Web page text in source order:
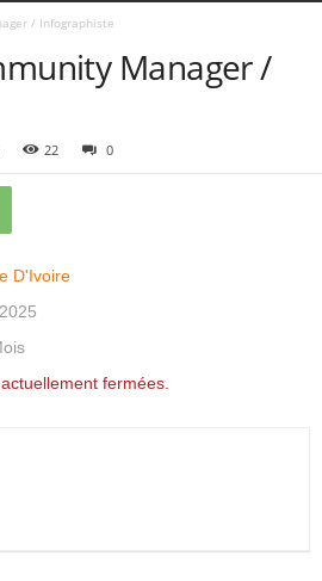
/ Infographiste
Manager /
22 0
D'Ivoire
fermées.